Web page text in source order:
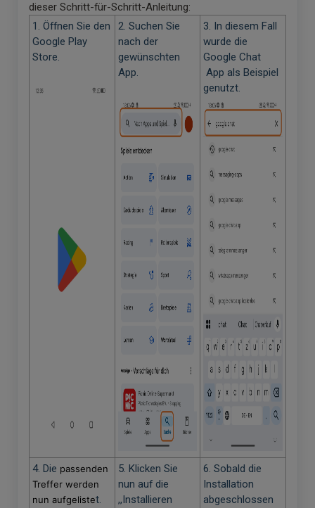
dieser Schritt-für-Schritt-Anleitung:
1. Öffnen Sie den
Google Play
Store.
2. Suchen Sie
nach der
gewünschten
App.
3. In diesem Fall
wurde die
Google Chat
App als Beispiel
genutzt.
4. Die passenden
Treffer werden
nun aufgelistet.
5. Klicken Sie
nun auf die
,,Installieren
6. Sobald die
Installation
abgeschlossen